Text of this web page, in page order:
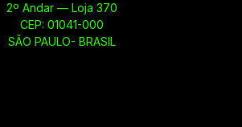
2º Andar — Loja 370
CEP: 01041-000
SÃO PAULO- BRASIL